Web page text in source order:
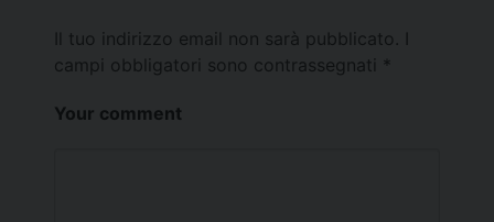
Il tuo indirizzo email non sarà pubblicato.
campi obbligatori sono contrassegnati *
Your comment